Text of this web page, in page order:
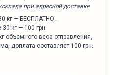
при адресной доставке
кг — БЕСПЛАТНО.
кг — 100 грн.
объемного веса отправления,
доплата составляет 100 грн.